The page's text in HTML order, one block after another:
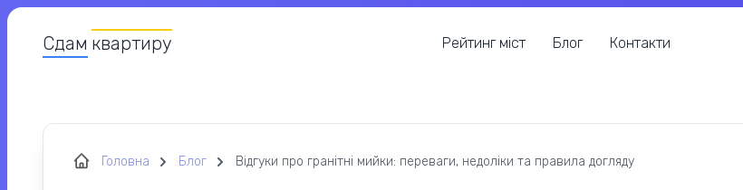
Сдам квартиру Рейтинг міст Блог Контакти
Головна Блог Відгуки про гранітні мийки: переваги, недоліки та правила догляду